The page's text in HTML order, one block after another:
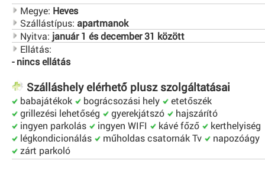
Megye: Heves
Szállástípus: apartmanok
Nyitva: január 1 és december 31 között
Ellátás:
- nincs ellátás
Szálláshely elérhető plusz szolgáltatásai
babajátékok bográcsozási hely
etetőszék
grillezési lehetőség
gyerekjátszó
hajszárító
ingyen parkolás
ingyen WIFI kávé főző
kerthelyiség
légkondicionálás
műholdas csatornák Tv
napozóágy
zárt parkoló